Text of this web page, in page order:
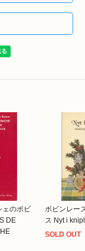
のボビ
DE
ボビンレー
ス Nyt i
SOLD OUT